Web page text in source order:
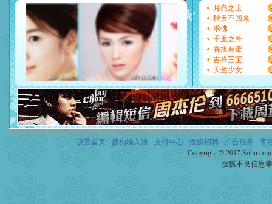
[圣诞节]奉上一颗祝福的心,
如意,快乐,鲜花,一切美好
[元旦]
看到你我会触电；
断电。爱你是我职业，想
你是我专业！水晶之恋祝你
[元旦]
如果上天让我许三
起；二是再生再世和你在
离。水晶之恋祝你新年快乐
[元旦]当我狠下心扭头离去
泣，这痛楚让我明白我多
卖了。水晶之恋祝你新年快
[春节]风柔雨润好月圆，半
颜！冬去春来似水如烟，
道一声平安！新年吉祥万事
[春节]
传说薰衣草有四片
片叶子是希望，第三片叶
送你一棵薰衣草，愿你新年
月亮之上
秋天不回来
求佛
千里之外
香水有毒
吉祥三宝
天竺少女
设置首页 - 搜狗输入法 - 支付中心- 搜狐招聘- 广告服务 - 客
Copyright © 2017
搜狐不良信息